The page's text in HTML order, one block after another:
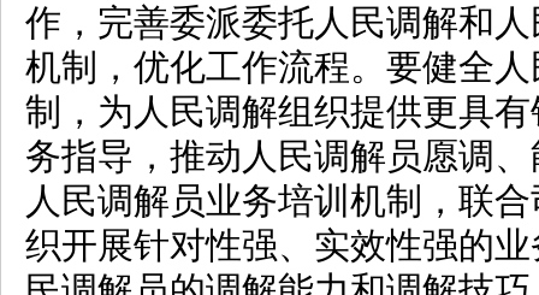
作，完善委派委托人民调解和
机制，优化工作流程。要健全
制，为人民调解组织提供更具
务指导，推动人民调解员愿调
人民调解员业务培训机制，联
织开展针对性强、实效性强的